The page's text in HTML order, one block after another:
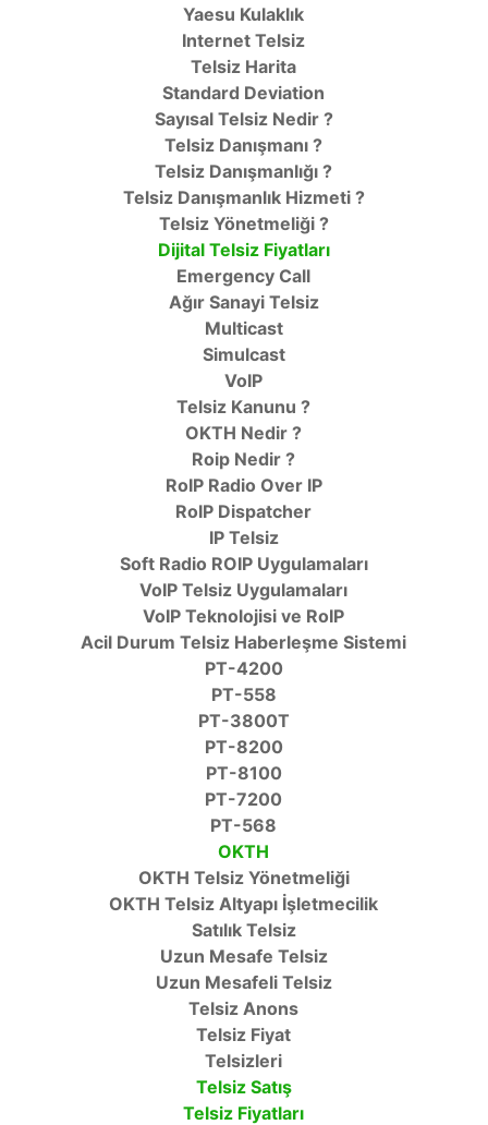
Yaesu Kulaklık
Internet Telsiz
Telsiz Harita
Standard Deviation
Sayısal Telsiz Nedir ?
Telsiz Danışmanı ?
Telsiz Danışmanlığı ?
Telsiz Danışmanlık Hizmeti ?
Telsiz Yönetmeliği ?
Dijital Telsiz Fiyatları
Emergency Call
Ağır Sanayi Telsiz
Multicast
Simulcast
VoIP
Telsiz Kanunu ?
OKTH Nedir ?
Roip Nedir ?
RoIP Radio Over IP
RoIP Dispatcher
IP Telsiz
Soft Radio ROIP Uygulamaları
VoIP Telsiz Uygulamaları
VoIP Teknolojisi ve RoIP
Acil Durum Telsiz Haberleşme Sistemi
PT-4200
PT-558
PT-3800T
PT-8200
PT-8100
PT-7200
PT-568
OKTH
OKTH Telsiz Yönetmeliği
OKTH Telsiz Altyapı İşletmecilik
Satılık Telsiz
Uzun Mesafe Telsiz
Uzun Mesafeli Telsiz
Telsiz Anons
Telsiz Fiyat
Telsizleri
Telsiz Satış
Telsiz Fiyatları